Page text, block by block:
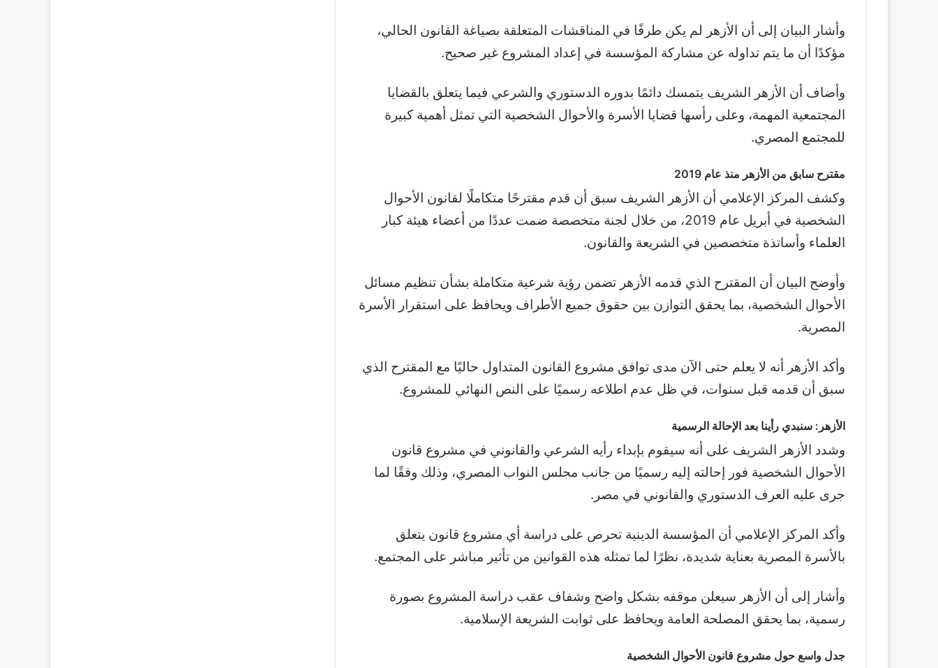
وأشار البيان إلى أن الأزهر لم يكن طرفًا في المناقشات المتعلقة بصياغة القانون الحالي،
مؤكدًا أن ما يتم تداوله عن مشاركة المؤسسة في إعداد المشروع غير صحيح.
وأضاف أن الأزهر الشريف يتمسك دائمًا بدوره الدستوري والشرعي فيما يتعلق بالقضايا
المجتمعية المهمة، وعلى رأسها قضايا الأسرة والأحوال الشخصية التي تمثل أهمية كبيرة
للمجتمع المصري.
مقترح سابق من الأزهر منذ عام 2019
وكشف المركز الإعلامي أن الأزهر الشريف سبق أن قدم مقترحًا متكاملًا لقانون الأحوال
الشخصية في أبريل عام 2019، من خلال لجنة متخصصة ضمت عددًا من أعضاء هيئة كبار
العلماء وأساتذة متخصصين في الشريعة والقانون.
وأوضح البيان أن المقترح الذي قدمه الأزهر تضمن رؤية شرعية متكاملة بشأن تنظيم مسائل
الأحوال الشخصية، بما يحقق التوازن بين حقوق جميع الأطراف ويحافظ على استقرار الأسرة
المصرية.
وأكد الأزهر أنه لا يعلم حتى الآن مدى توافق مشروع القانون المتداول حاليًا مع المقترح الذي
سبق أن قدمه قبل سنوات، في ظل عدم اطلاعه رسميًا على النص النهائي للمشروع.
الأزهر: سنبدي رأينا بعد الإحالة الرسمية
وشدد الأزهر الشريف على أنه سيقوم بإبداء رأيه الشرعي والقانوني في مشروع قانون
الأحوال الشخصية فور إحالته إليه رسميًا من جانب مجلس النواب المصري، وذلك وفقًا لما
جرى عليه العرف الدستوري والقانوني في مصر.
وأكد المركز الإعلامي أن المؤسسة الدينية تحرص على دراسة أي مشروع قانون يتعلق
بالأسرة المصرية بعناية شديدة، نظرًا لما تمثله هذه القوانين من تأثير مباشر على المجتمع.
وأشار إلى أن الأزهر سيعلن موقفه بشكل واضح وشفاف عقب دراسة المشروع بصورة
رسمية، بما يحقق المصلحة العامة ويحافظ على ثوابت الشريعة الإسلامية.
جدل واسع حول مشروع قانون الأحوال الشخصية